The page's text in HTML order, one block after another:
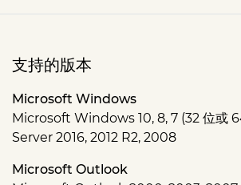
支持的版本
Microsoft Windows
Microsoft Windows 10, 8, 7 (32 位或
Server 2016, 2012 R2, 2008
Microsoft Outlook